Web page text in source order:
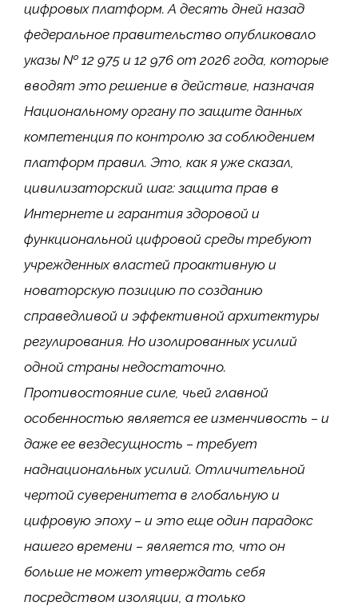
цифровых платформ. А десять дней назад
федеральное правительство опубликовало
указы № 12 975 и 12 976 от 2026 года, которые
вводят это решение в действие, назначая
Национальному органу по защите данных
компетенция по контролю за соблюдением
платформ правил. Это, как я уже сказал,
цивилизаторский шаг: защита прав в
Интернете и гарантия здоровой и
функциональной цифровой среды требуют
учрежденных властей проактивную и
новаторскую позицию по созданию
справедливой и эффективной архитектуры
регулирования. Но изолированных усилий
одной страны недостаточно.
Противостояние силе, чьей главной
особенностью является ее изменчивость – и
даже ее вездесущность – требует
наднациональных усилий. Отличительной
чертой суверенитета в глобальную и
цифровую эпоху – и это еще один парадокс
нашего времени – является то, что он
больше не может утверждать себя
посредством изоляции, а только